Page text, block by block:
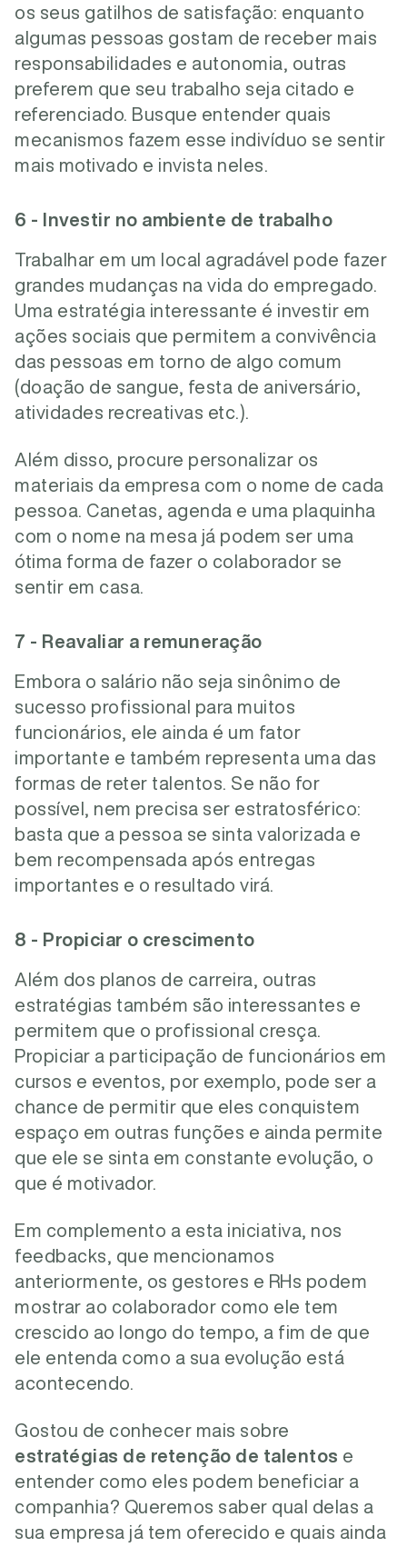
os seus gatilhos de satisfação: enquanto
algumas pessoas gostam de receber mais
responsabilidades e autonomia, outras
preferem que seu trabalho seja citado e
referenciado. Busque entender quais
mecanismos fazem esse indivíduo se sentir
mais motivado e invista neles.
6 - Investir no ambiente de trabalho
Trabalhar em um local agradável pode fazer
grandes mudanças na vida do empregado.
Uma estratégia interessante é investir em
ações sociais que permitem a convivência
das pessoas em torno de algo comum
(doação de sangue, festa de aniversário,
atividades recreativas etc.).
Além disso, procure personalizar os
materiais da empresa com o nome de cada
pessoa. Canetas, agenda e uma plaquinha
com o nome na mesa já podem ser uma
ótima forma de fazer o colaborador se
sentir em casa.
7 - Reavaliar a remuneração
Embora o salário não seja sinônimo de
sucesso profissional para muitos
funcionários, ele ainda é um fator
importante e também representa uma das
formas de reter talentos. Se não for
possível, nem precisa ser estratosférico:
basta que a pessoa se sinta valorizada e
bem recompensada após entregas
importantes e o resultado virá.
8 - Propiciar o crescimento
Além dos planos de carreira, outras
estratégias também são interessantes e
permitem que o profissional cresça.
Propiciar a participação de funcionários em
cursos e eventos, por exemplo, pode ser a
chance de permitir que eles conquistem
espaço em outras funções e ainda permite
que ele se sinta em constante evolução, o
que é motivador.
Em complemento a esta iniciativa, nos
feedbacks, que mencionamos
anteriormente, os gestores e RHs podem
mostrar ao colaborador como ele tem
crescido ao longo do tempo, a fim de que
ele entenda como a sua evolução está
acontecendo.
Gostou de conhecer mais sobre
estratégias de retenção de talentos e
entender como eles podem beneficiar a
companhia? Queremos saber qual delas a
sua empresa já tem oferecido e quais ainda